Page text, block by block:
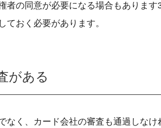
の同意が必要になる場合もあります
おく必要があります。
がある
なく、カード会社の審査も通過しな